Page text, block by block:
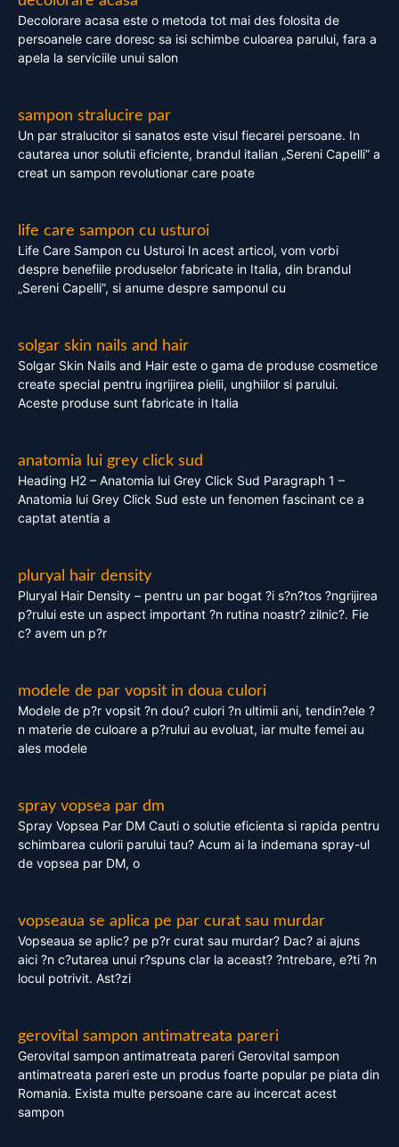
Decolorare acasa este o metoda tot mai des folosita de
persoanele care doresc sa isi schimbe culoarea parului, fara a
apela la serviciile unui salon
sampon stralucire par
Un par stralucitor si sanatos este visul fiecarei persoane. In
cautarea unor solutii eficiente, brandul italian „Sereni Capelli” a
creat un sampon revolutionar care poate
life care sampon cu usturoi
Life Care Sampon cu Usturoi In acest articol, vom vorbi
despre benefiile produselor fabricate in Italia, din brandul
„Sereni Capelli”, si anume despre samponul cu
solgar skin nails and hair
Solgar Skin Nails and Hair este o gama de produse cosmetice
create special pentru ingrijirea pielii, unghiilor si parului.
Aceste produse sunt fabricate in Italia
anatomia lui grey click sud
Heading H2 – Anatomia lui Grey Click Sud Paragraph 1 –
Anatomia lui Grey Click Sud este un fenomen fascinant ce a
captat atentia a
pluryal hair density
Pluryal Hair Density – pentru un par bogat ?i s?n?tos ?ngrijirea
p?rului este un aspect important ?n rutina noastr? zilnic?. Fie
c? avem un p?r
modele de par vopsit in doua culori
Modele de p?r vopsit ?n dou? culori ?n ultimii ani, tendin?ele ?
n materie de culoare a p?rului au evoluat, iar multe femei au
ales modele
spray vopsea par dm
Spray Vopsea Par DM Cauti o solutie eficienta si rapida pentru
schimbarea culorii parului tau? Acum ai la indemana spray-ul
de vopsea par DM, o
vopseaua se aplica pe par curat sau murdar
Vopseaua se aplic? pe p?r curat sau murdar? Dac? ai ajuns
aici ?n c?utarea unui r?spuns clar la aceast? ?ntrebare, e?ti ?n
locul potrivit. Ast?zi
gerovital sampon antimatreata pareri
Gerovital sampon antimatreata pareri Gerovital sampon
antimatreata pareri este un produs foarte popular pe piata din
Romania. Exista multe persoane care au incercat acest
sampon